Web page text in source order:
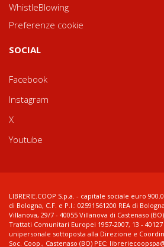
WhistleBlowing
Preferenze cookie
SOCIAL
Facebook
Instagram
X
Youtube
LIBRERIE.COOP S.p.a. - capitale sociale euro
di Bologna, C.F. e P.I.: 02591561200 REA di
Villanova, 29/7 - 40055 Villanova di Castenaso (BO)
Trattati Comunitari Europei 1957-2007, 13 -
unipersonale sottoposta alla Direzione e
Soc. Coop., Castenaso (BO) PEC: